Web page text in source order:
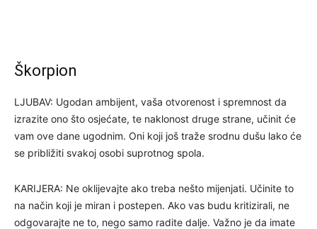
Škorpion
LJUBAV: Ugodan ambijent, vaša otvorenost i spremnost da
izrazite ono što osjećate, te naklonost druge strane, učinit će
vam ove dane ugodnim. Oni koji još traže srodnu dušu lako će
se približiti svakoj osobi suprotnog spola.
KARIJERA: Ne oklijevajte ako treba nešto mijenjati. Učinite to
na način koji je miran i postepen. Ako vas budu kritizirali, ne
odgovarajte ne to, nego samo radite dalje. Važno je da imate